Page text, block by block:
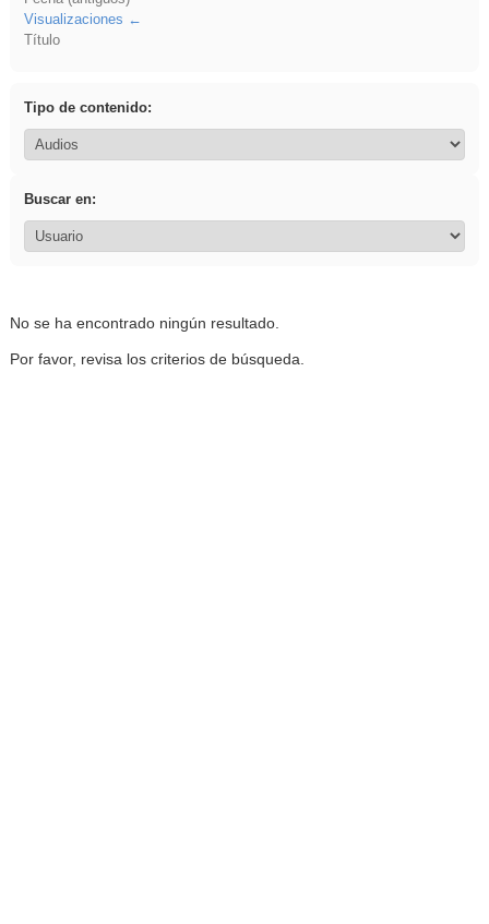
Visualizaciones
Título
Tipo de contenido:
Buscar en:
No se ha encontrado ningún resultado.
Por favor, revisa los criterios de búsqueda.